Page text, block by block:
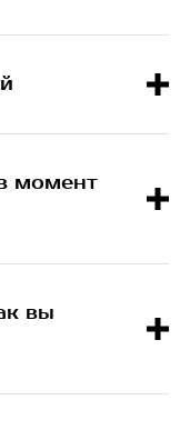
момент
вы